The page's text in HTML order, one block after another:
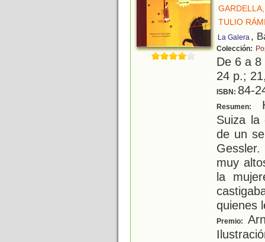
TULIO
La Galera ,
Colección:
De 6 a
24 p.;
ISBN: 84-
Resumen:
Suiza la
de un
muy
la
quienes
Premio: